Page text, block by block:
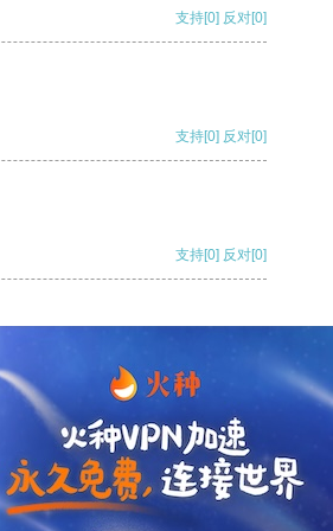
支持[0] 反对[0]
支持[0] 反对[0]
支持[0] 反对[0]
支持
支持[0] 反对[0]